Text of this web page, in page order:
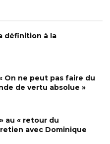
définition à la
On ne peut pas faire du
de vertu absolue »
au « retour du
avec Dominique